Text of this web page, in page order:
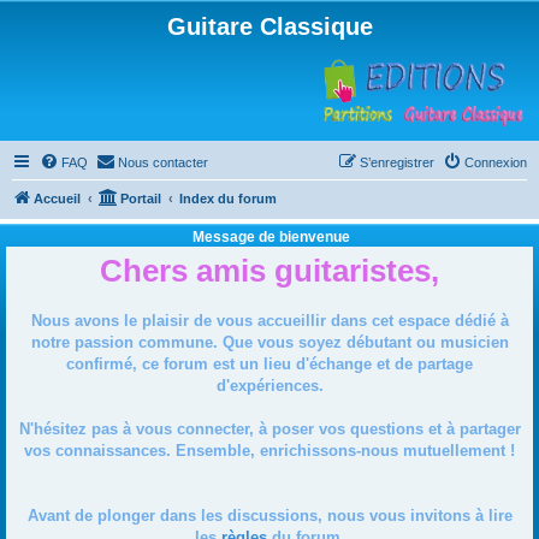
Guitare Classique
FAQ Nous contacter Connexion
S’enregistrer
Accueil Portail Index du forum
Message de bienvenue
Chers amis guitaristes,
Nous avons le plaisir de vous accueillir dans cet espace dédié à
notre passion commune. Que vous soyez débutant ou musicien
confirmé, ce forum est un lieu d'échange et de partage
d'expériences.
N'hésitez pas à vous connecter, à poser vos questions et à partager
vos connaissances. Ensemble, enrichissons-nous mutuellement !
Avant de plonger dans les discussions, nous vous invitons à lire